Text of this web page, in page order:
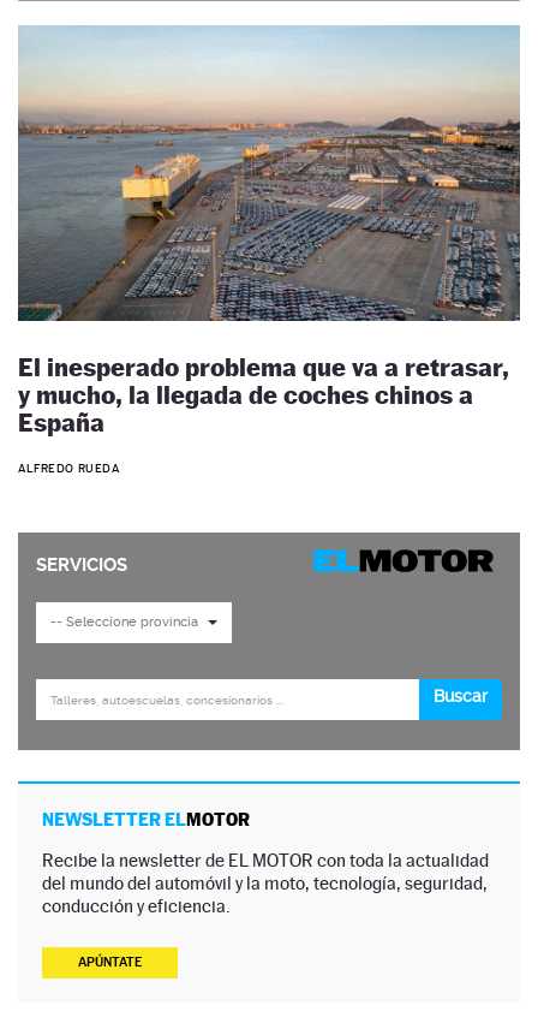
El inesperado problema que va a retrasar,
y mucho, la llegada de coches chinos a
España
ALFREDO RUEDA
NEWSLETTER ELMOTOR
Recibe la newsletter de EL MOTOR con toda la actualidad
del mundo del automóvil y la moto, tecnología, seguridad,
conducción y eficiencia.
APÚNTATE